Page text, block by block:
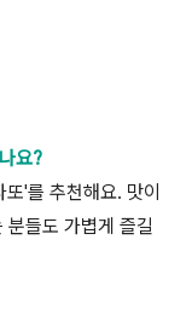
요?
또'를 추천해요. 맛이
분들도 가볍게 즐길